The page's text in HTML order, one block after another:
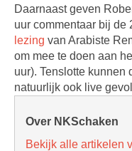
Daarnaast geven
uur commentaar bij de
lezing van Arabiste
om mee te doen aan
uur). Tenslotte kunnen
natuurlijk ook live
Over NKSchaken
Bekijk alle artikelen